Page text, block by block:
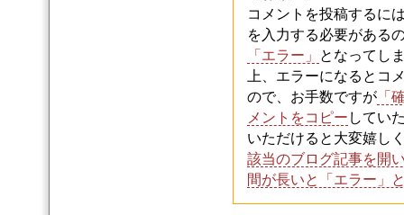
コメントを投稿するに
を入力する必要がある
「エラー」
となってし
上、エラーになるとコ
ので、お手数ですが 「
メントをコピー してい
いただけると大変嬉し
該当のブログ記事を開
間が長いと「エラー」